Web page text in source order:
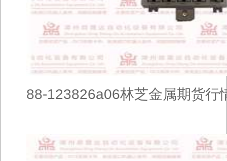
88-123826a06林芝金属期货行